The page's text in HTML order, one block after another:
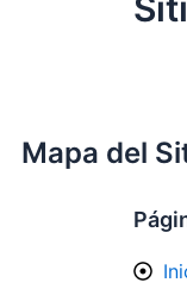
Mapa del